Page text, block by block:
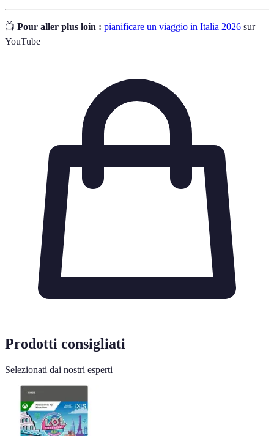
📺 Pour aller plus loin : pianificare un viaggio in Italia 2026 sur
YouTube
Prodotti consigliati
Selezionati dai nostri esperti